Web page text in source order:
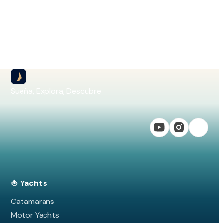
⛵ Yachts
Catamarans
Motor Yachts